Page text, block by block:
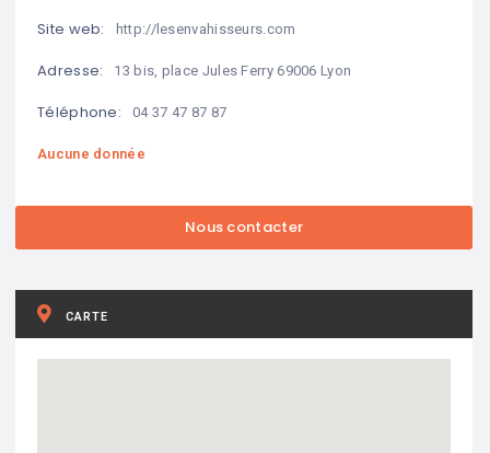
Site web: http://lesenvahisseurs.com
Adresse: 13 bis, place Jules Ferry 69006 Lyon
Téléphone: 04 37 47 87 87
Aucune donnée
CARTE